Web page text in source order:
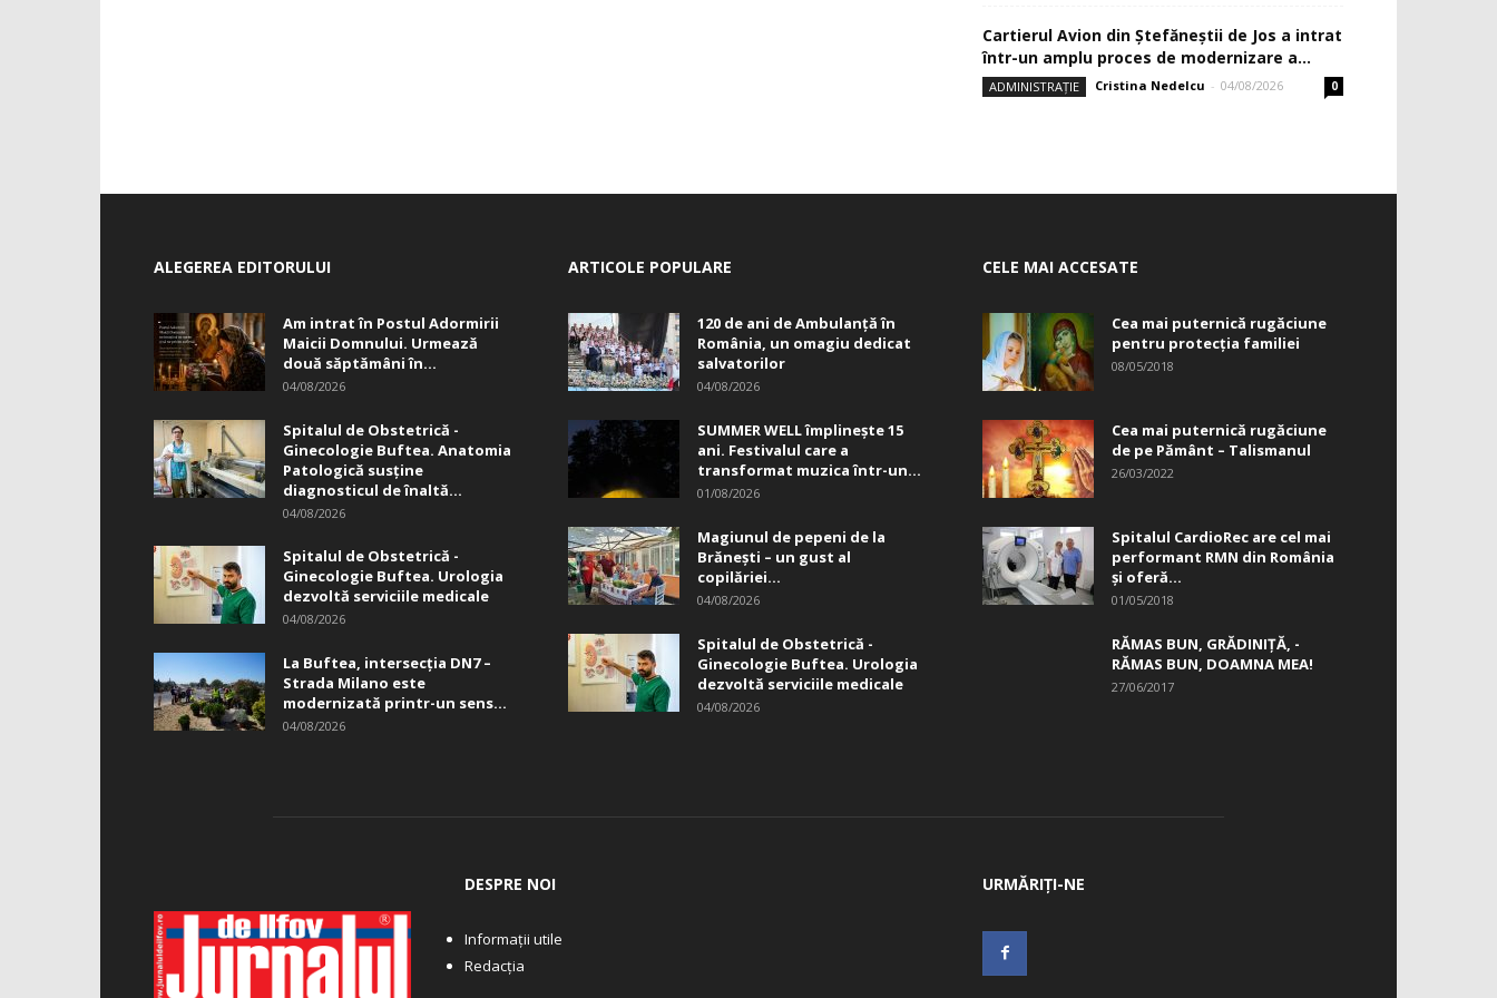
Cartierul Avion din Ştefăneştii de Jos a intrat
într-un amplu proces de modernizare a...
ADMINISTRAȚIE Cristina Nedelcu - 04/08/2026 0
ALEGEREA EDITORULUI
Am intrat în Postul Adormirii
Maicii Domnului. Urmează
două săptămâni în...
04/08/2026
Spitalul de Obstetrică -
Ginecologie Buftea. Anatomia
Patologică susţine
diagnosticul de înaltă...
04/08/2026
Spitalul de Obstetrică -
Ginecologie Buftea. Urologia
dezvoltă serviciile medicale
04/08/2026
La Buftea, intersecţia DN7 –
Strada Milano este
modernizată printr-un sens...
04/08/2026
ARTICOLE POPULARE
120 de ani de Ambulanță în
România, un omagiu dedicat
salvatorilor
04/08/2026
SUMMER WELL împlinește 15
ani. Festivalul care a
transformat muzica într-un...
01/08/2026
Magiunul de pepeni de la
Brăneşti – un gust al
copilăriei...
04/08/2026
Spitalul de Obstetrică -
Ginecologie Buftea. Urologia
dezvoltă serviciile medicale
04/08/2026
CELE MAI ACCESATE
Cea mai puternică rugăciune
pentru protecția familiei
08/05/2018
Cea mai puternică rugăciune
de pe Pământ – Talismanul
26/03/2022
Spitalul CardioRec are cel mai
performant RMN din România
și oferă...
01/05/2018
RĂMAS BUN, GRĂDINIŢĂ, ­
RĂMAS BUN, DOAMNA MEA!
27/06/2017
DESPRE NOI
Informații utile
Redacția
URMĂRIȚI-NE